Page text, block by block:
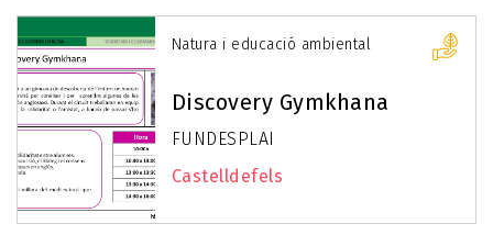
Natura i educació ambiental
Discovery Gymkhana
FUNDESPLAI
Castelldefels